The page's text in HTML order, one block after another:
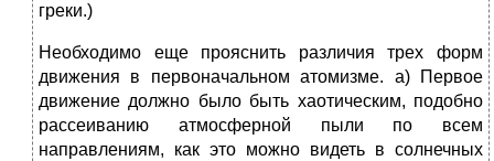
греки.)
Необходимо еще прояснить различия трех форм
движения в первоначальном атомизме. а) Первое
движение должно было быть хаотическим, подобно
рассеиванию атмосферной пыли по всем
направлениям, как это можно видеть в солнечных